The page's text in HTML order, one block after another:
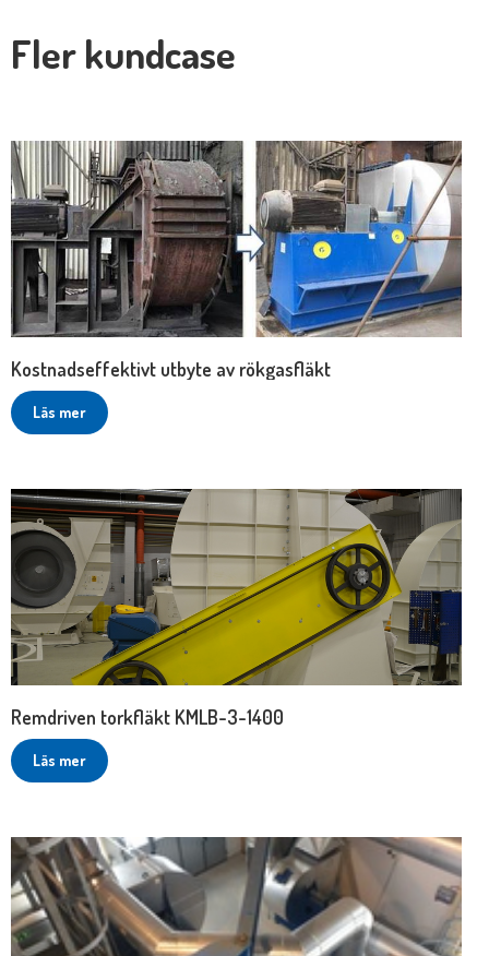
Fler kundcase
Kostnadseffektivt utbyte av rökgasfläkt
Läs mer
Remdriven torkfläkt KMLB-3-1400
Läs mer